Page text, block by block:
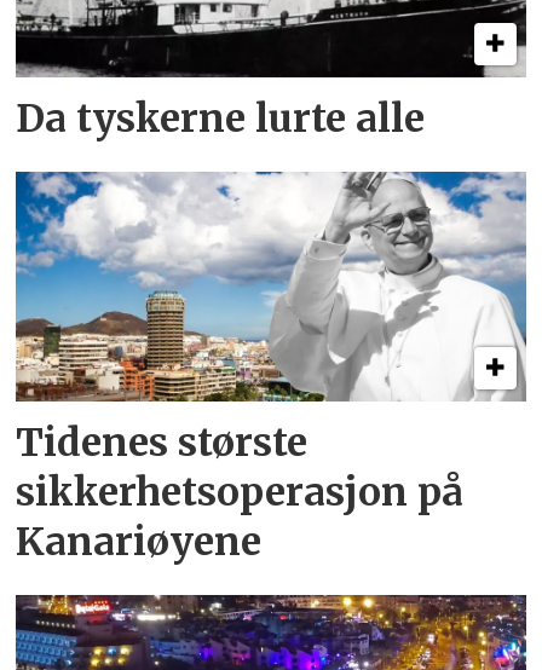
Da tyskerne lurte alle
Tidenes største
sikkerhetsoperasjon på
Kanariøyene